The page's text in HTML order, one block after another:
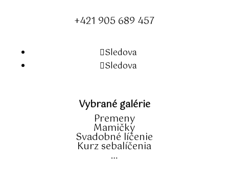
+421 905 689 457
Sledova
Sledova
Vybrané galérie
Premeny
Mamičky
Svadobné líčenie
Kurz sebalíčenia
…